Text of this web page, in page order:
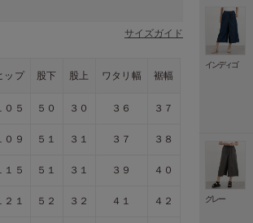
サイズガイド
ップ 股下 股上 ワタリ幅 裾幅
０５ ５０ ３０ ３６ ３７
０９ ５１ ３１ ３７ ３８
１５ ５１ ３１ ３９ ４０
２１ ５２ ３２ ４１ ４２
インディゴ
グレー